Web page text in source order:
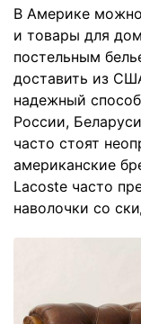
В Америке
и товары для
постельным
доставить из
надежный
России,
часто стоят
американские
Lacoste часто
наволочки со